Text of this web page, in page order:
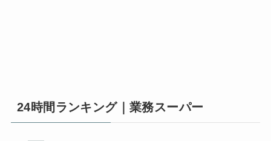
24時間ランキング｜業務スーパー